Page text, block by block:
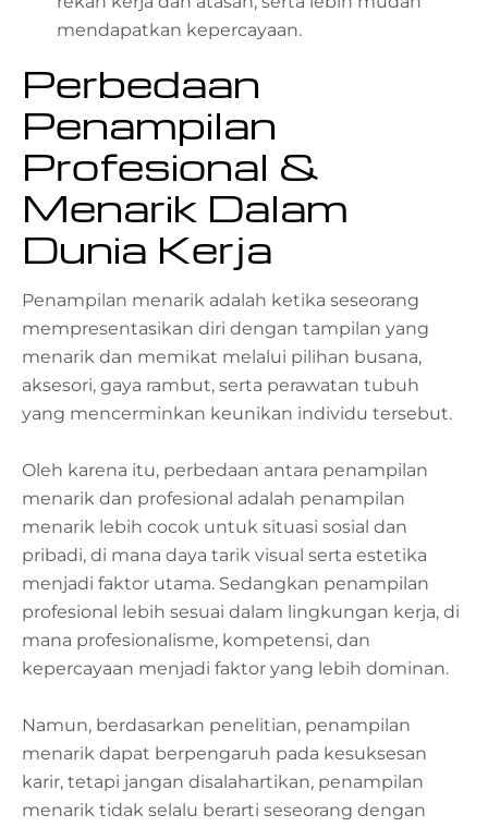
mendapatkan kepercayaan.
Perbedaan
Penampilan
Profesional &
Menarik Dalam
Dunia Kerja
Penampilan menarik adalah ketika seseorang
mempresentasikan diri dengan tampilan yang
menarik dan memikat melalui pilihan busana,
aksesori, gaya rambut, serta perawatan tubuh
yang mencerminkan keunikan individu tersebut.
Oleh karena itu, perbedaan antara penampilan
menarik dan profesional adalah penampilan
menarik lebih cocok untuk situasi sosial dan
pribadi, di mana daya tarik visual serta estetika
menjadi faktor utama. Sedangkan penampilan
profesional lebih sesuai dalam lingkungan kerja, di
mana profesionalisme, kompetensi, dan
kepercayaan menjadi faktor yang lebih dominan.
Namun, berdasarkan penelitian, penampilan
menarik dapat berpengaruh pada kesuksesan
karir, tetapi jangan disalahartikan, penampilan
menarik tidak selalu berarti seseorang dengan